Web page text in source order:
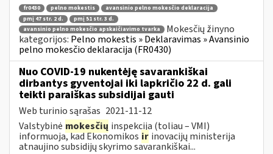
fr0430 pelno mokestis
avansinio pelno mokesčio deklaracija
pmį 47 str. 2 d.
pmį 51 str. 3 d.
avansinio pelno mokesčio apskaičiavimo tvarka
Mokesčių žinyno
kategorijos: Pelno mokestis » Deklaravimas » Avansinio
pelno mokesčio deklaracija (FR0430)
Nuo COVID-19 nukentėję savarankiškai
dirbantys gyventojai iki lapkričio 22 d. gali
teikti paraiškas subsidijai gauti
Web turinio sąrašas 2021-11-12
Valstybinė mokesčių inspekcija (toliau – VMI)
informuoja, kad Ekonomikos ir inovacijų ministerija
atnaujino subsidijų skyrimo savarankiškai...